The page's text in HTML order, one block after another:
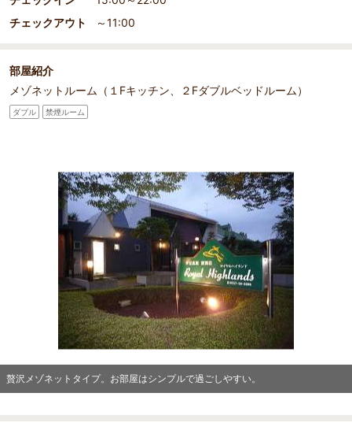
チェックアウト
～11:00
部屋紹介
メゾネットルーム（１Fキッチン、２Fダブルベッドルーム）
ダブル 禁煙ルーム
贅沢メゾネットタイプ。お部屋はシンプルで過ごしやすい。
部屋詳細
贅沢メゾネットタイプ。お部屋はシンプルで過ごしやす